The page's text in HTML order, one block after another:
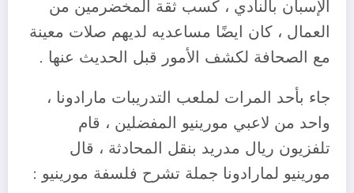
الإسبان بالنادي ، كسب ثقة المخضرمين من
العمال ، كان ايضًا مساعديه لديهم صلات معينة
مع الصحافة لكشف الأمور قبل الحديث عنها .
جاء بأحد المرات لملعب التدريبات مارادونا ،
واحد من لاعبي مورينيو المفضلين ، قام
تلفزيون ريال مدريد بنقل المحادثة ، قال
مورينيو لمارادونا جملة تشرح فلسفة مورينيو :